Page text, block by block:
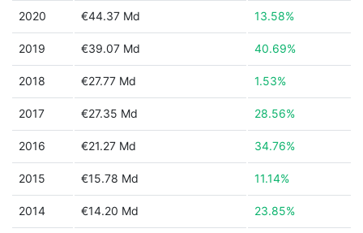
2020 €44.37 Md 13.58%
2019 €39.07 Md 40.69%
2018 €27.77 Md 1.53%
2017 €27.35 Md 28.56%
2016 €21.27 Md 34.76%
2015 €15.78 Md 11.14%
2014 €14.20 Md 23.85%